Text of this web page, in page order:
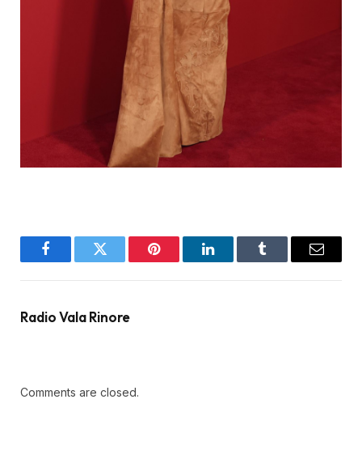
FacebookTwitter Pinterest LinkedInTumblr Email
Radio Vala Rinore
Comments are closed.